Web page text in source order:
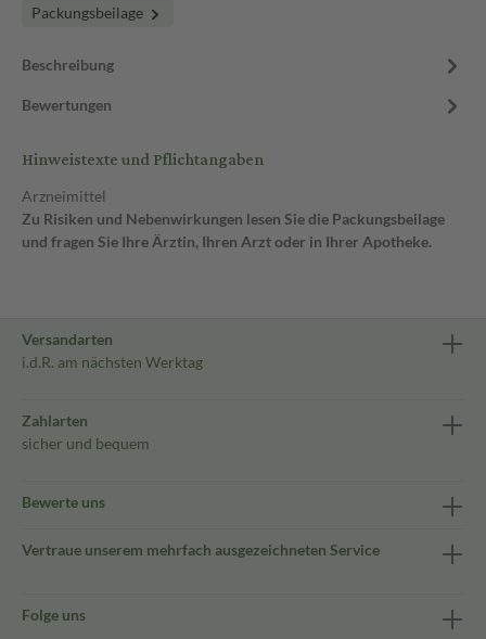
Packungsbeilage
Beschreibung
Bewertungen
Hinweistexte und Pflichtangaben
Arzneimittel
Zu Risiken und Nebenwirkungen lesen Sie die Packungsbeilage
und fragen Sie Ihre Ärztin, Ihren Arzt oder in Ihrer Apotheke.
Versandarten
i.d.R. am nächsten Werktag
Zahlarten
sicher und bequem
Bewerte uns
Vertraue unserem mehrfach ausgezeichneten Service
Folge uns